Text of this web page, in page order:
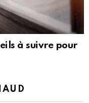
à suivre pour